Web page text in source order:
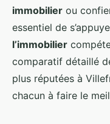
Athalie•09/02/2026
immobilier ou
essentiel de
l’immobilier
comparatif détaillé
plus réputées à
chacun à faire le